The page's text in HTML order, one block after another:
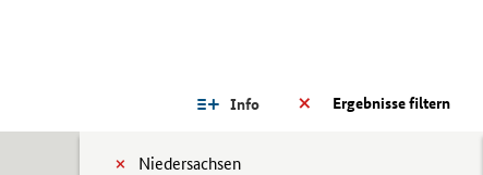
Ergebnisse filtern
Info
Niedersachsen